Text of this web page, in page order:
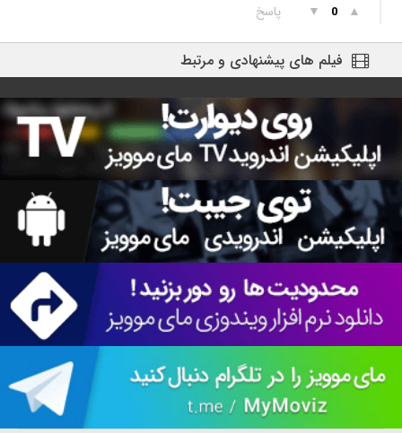
▲
0
▼ پاسخ
فیلم های پیشنهادی و مرتبط